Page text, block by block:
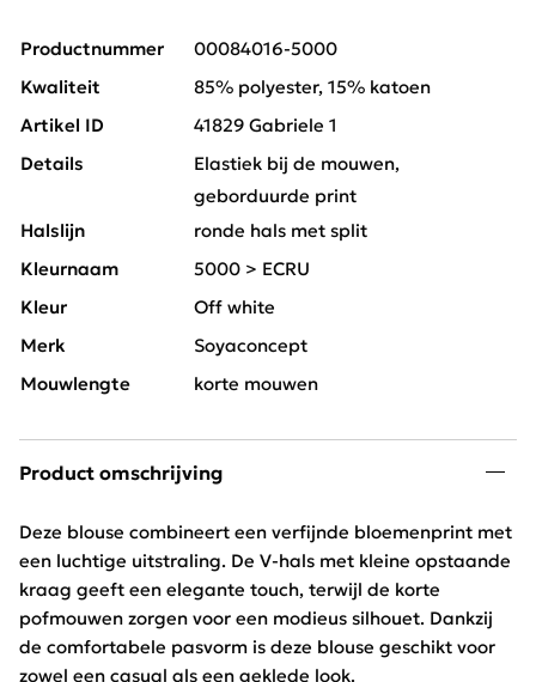
Productnummer
00084016-5000
Kwaliteit
85% polyester, 15% katoen
Artikel ID
41829 Gabriele 1
Details
Elastiek bij de mouwen,
geborduurde print
Halslijn
ronde hals met split
Kleurnaam
5000 > ECRU
Kleur
Off white
Merk
Soyaconcept
Mouwlengte
korte mouwen
Product omschrijving
Deze blouse combineert een verfijnde bloemenprint met
een luchtige uitstraling. De V-hals met kleine opstaande
kraag geeft een elegante touch, terwijl de korte
pofmouwen zorgen voor een modieus silhouet. Dankzij
de comfortabele pasvorm is deze blouse geschikt voor
zowel een casual als een geklede look.